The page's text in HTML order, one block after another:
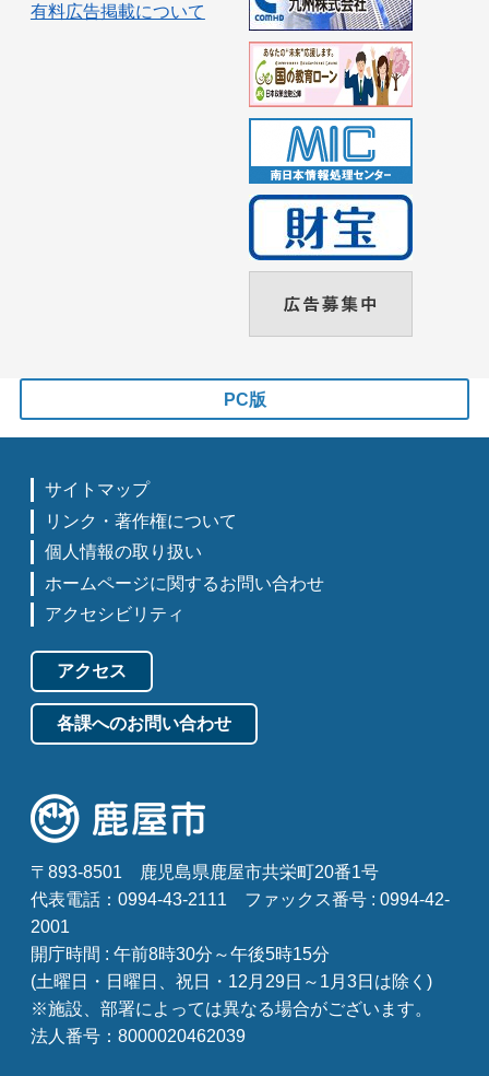
有料広告掲載について
PC版
サイトマップ
リンク・著作権について
個人情報の取り扱い
ホームページに関するお問い合わせ
アクセシビリティ
アクセス
各課へのお問い合わせ
〒893-8501
鹿児島県鹿屋市共栄町20番1号
代表電話：0994-43-2111
ファックス番号 : 0994-42-
2001
開庁時間 : 午前8時30分～午後5時15分
(土曜日・日曜日、祝日・12月29日～1月3日は除く)
※施設、部署によっては異なる場合がございます。
法人番号：8000020462039